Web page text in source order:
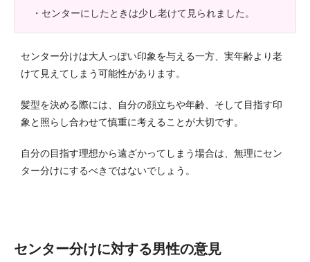
・センターにしたときは少し老けて見られました。
センター分けは大人っぽい印象を与える一方、実年齢より老
けて見えてしまう可能性があります。
髪型を決める際には、自分の顔立ちや年齢、そして目指す印
象と照らし合わせて慎重に考えることが大切です。
自分の目指す理想から遠ざかってしまう場合は、無理にセン
ター分けにするべきではないでしょう。
センター分けに対する男性の意見